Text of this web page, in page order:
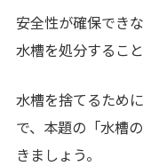
安全性が確保でき
水槽を処分するこ
水槽を捨てるため
で、本題の「水槽
きましょう。